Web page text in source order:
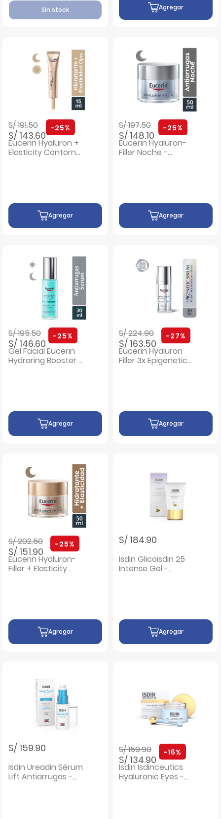
Sin stock Agregar
Precio rebajado de
S/ 191.50a
S/ 143.60
-25%
Eucerin Hyaluron +
Elasticity Contorno
Agregar
Precio rebajado de
S/ 197.50a
S/ 148.10
-25%
Eucerin Hyaluron-
Filler Noche -
Agregar
Precio rebajado de
S/ 195.50a
S/ 146.60
-25%
Gel Facial Eucerin
Hydraring Booster -
Agregar
Precio rebajado de
S/ 224.90a
S/ 163.50
-27%
Eucerin Hyaluron
Filler 3x Epigenetic
Agregar
Precio rebajado de
S/ 202.50a
S/ 151.90
-25%
Eucerin Hyaluron-
Filler + Elasticity
Agregar
S/ 184.90
Isdin Glicoisdin 25
Intense Gel -
Agregar
S/ 159.90
Isdin Ureadin Sérum
Lift Antiarrugas -
Precio rebajado de
S/ 159.90a
S/ 134.90
-16%
Isdin Isdinceutics
Hyaluronic Eyes -